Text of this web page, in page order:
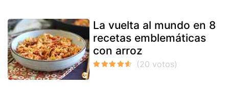
La vuelta al mundo en 8
recetas emblemáticas
con arroz